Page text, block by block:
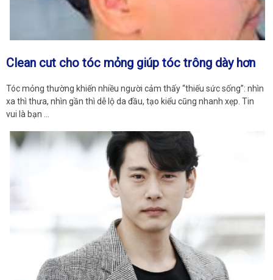
Clean cut cho tóc mỏng giúp tóc trông dày hơn
Tóc mỏng thường khiến nhiều người cảm thấy “thiếu sức sống”: nhìn
xa thì thưa, nhìn gần thì dễ lộ da đầu, tạo kiểu cũng nhanh xẹp. Tin
vui là bạn …